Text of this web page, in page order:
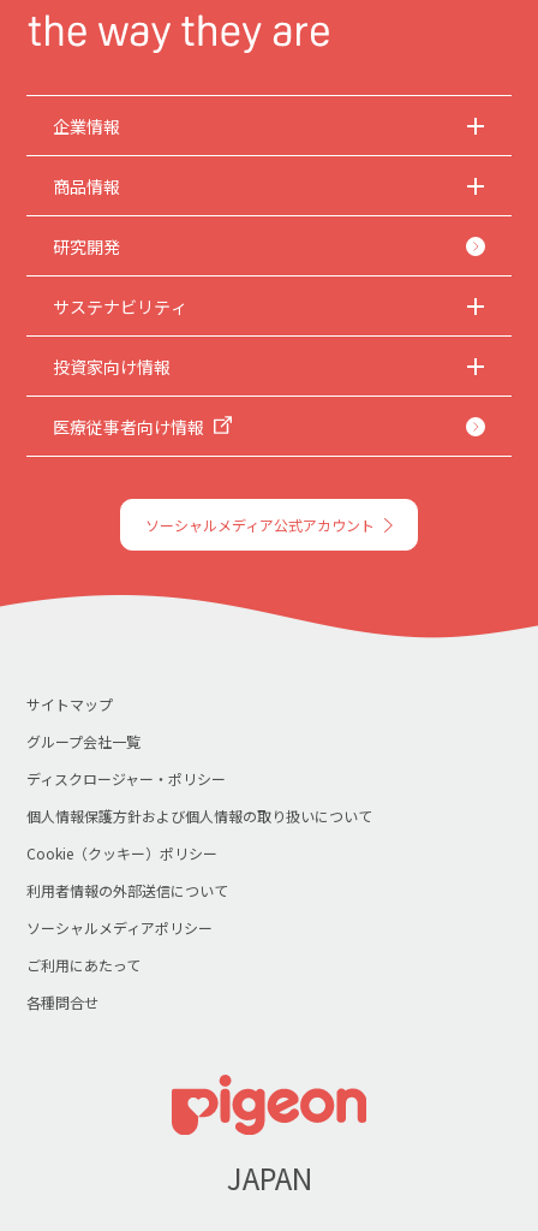
企業情報
商品情報
研究開発
サステナビリティ
投資家向け情報
医療従事者向け情報
ソーシャルメディア公式アカウント
サイトマップ
グループ会社一覧
ディスクロージャー・ポリシー
個人情報保護方針および個人情報の取り扱いについて
Cookie（クッキー）ポリシー
利用者情報の外部送信について
ソーシャルメディアポリシー
ご利用にあたって
各種問合せ
JAPAN